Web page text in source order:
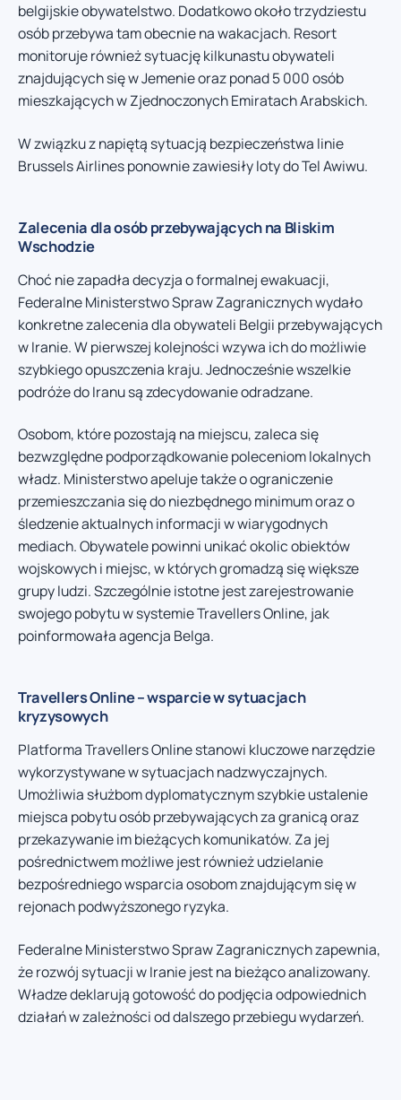
belgijskie obywatelstwo. Dodatkowo około trzydziestu
osób przebywa tam obecnie na wakacjach. Resort
monitoruje również sytuację kilkunastu obywateli
znajdujących się w Jemenie oraz ponad 5 000 osób
mieszkających w Zjednoczonych Emiratach Arabskich.
W związku z napiętą sytuacją bezpieczeństwa linie
Brussels Airlines ponownie zawiesiły loty do Tel Awiwu.
Zalecenia dla osób przebywających na Bliskim
Wschodzie
Choć nie zapadła decyzja o formalnej ewakuacji,
Federalne Ministerstwo Spraw Zagranicznych wydało
konkretne zalecenia dla obywateli Belgii przebywających
w Iranie. W pierwszej kolejności wzywa ich do możliwie
szybkiego opuszczenia kraju. Jednocześnie wszelkie
podróże do Iranu są zdecydowanie odradzane.
Osobom, które pozostają na miejscu, zaleca się
bezwzględne podporządkowanie poleceniom lokalnych
władz. Ministerstwo apeluje także o ograniczenie
przemieszczania się do niezbędnego minimum oraz o
śledzenie aktualnych informacji w wiarygodnych
mediach. Obywatele powinni unikać okolic obiektów
wojskowych i miejsc, w których gromadzą się większe
grupy ludzi. Szczególnie istotne jest zarejestrowanie
swojego pobytu w systemie Travellers Online, jak
poinformowała agencja Belga.
Travellers Online – wsparcie w sytuacjach
kryzysowych
Platforma Travellers Online stanowi kluczowe narzędzie
wykorzystywane w sytuacjach nadzwyczajnych.
Umożliwia służbom dyplomatycznym szybkie ustalenie
miejsca pobytu osób przebywających za granicą oraz
przekazywanie im bieżących komunikatów. Za jej
pośrednictwem możliwe jest również udzielanie
bezpośredniego wsparcia osobom znajdującym się w
rejonach podwyższonego ryzyka.
Federalne Ministerstwo Spraw Zagranicznych zapewnia,
że rozwój sytuacji w Iranie jest na bieżąco analizowany.
Władze deklarują gotowość do podjęcia odpowiednich
działań w zależności od dalszego przebiegu wydarzeń.